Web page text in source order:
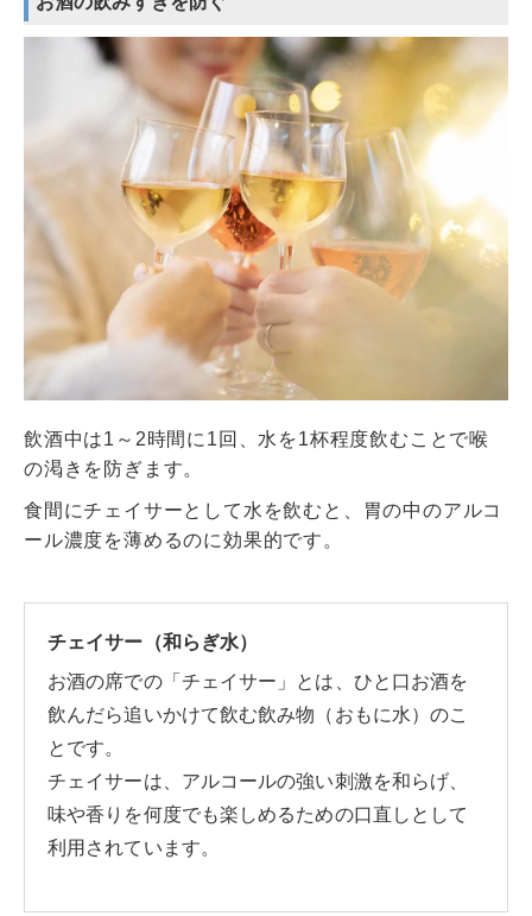
飲酒中は1～2時間に1回、水を1杯程度飲むことで喉
の渇きを防ぎます。
食間にチェイサーとして水を飲むと、胃の中のアルコ
ール濃度を薄めるのに効果的です。
チェイサー（和らぎ水）
お酒の席での「チェイサー」とは、ひと口お酒を
飲んだら追いかけて飲む飲み物（おもに水）のこ
とです。
チェイサーは、アルコールの強い刺激を和らげ、
味や香りを何度でも楽しめるための口直しとして
利用されています。